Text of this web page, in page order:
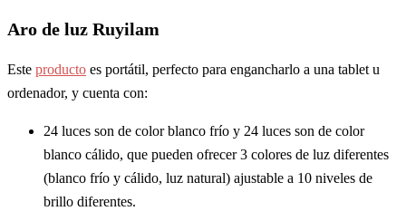
Aro de luz Ruyilam
Este producto es portátil, perfecto para engancharlo a una tablet u
ordenador, y cuenta con:
24 luces son de color blanco frío y 24 luces son de color
blanco cálido, que pueden ofrecer 3 colores de luz diferentes
(blanco frío y cálido, luz natural) ajustable a 10 niveles de
brillo diferentes.